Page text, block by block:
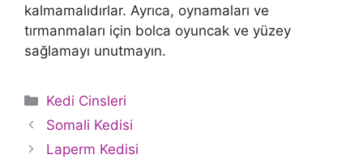
kalmamalıdırlar. Ayrıca, oynamaları ve
tırmanmaları için bolca oyuncak ve yüzey
sağlamayı unutmayın.
Kategoriler
Kedi Cinsleri
Somali Kedisi
Laperm Kedisi